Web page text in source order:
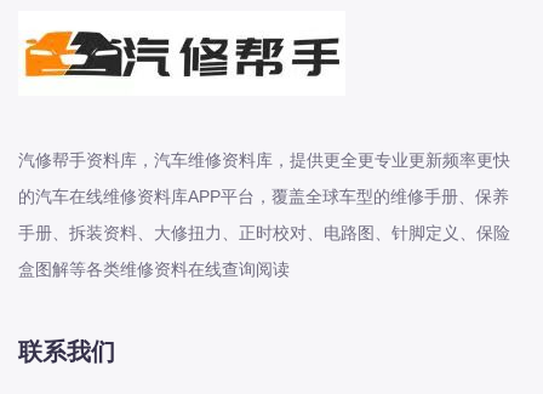
东风菱智
东风风度
东风风神
东风风行
大乘
大众-上汽大众
汽修帮手资料库，汽车维修资料库，提供更全更专业更新频率更快
的汽车在线维修资料库APP平台，覆盖全球车型的维修手册、保养
手册、拆装资料、大修扭力、正时校对、电路图、针脚定义、保险
盒图解等各类维修资料在线查询阅读
联系我们